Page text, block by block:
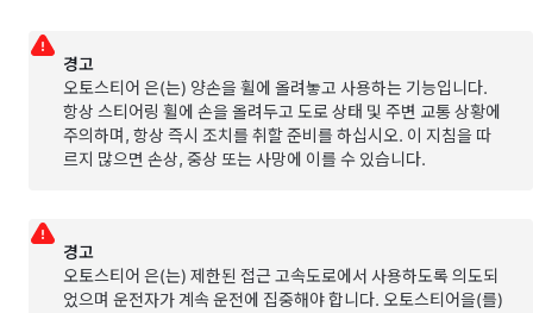
경고
오토스티어 은(는) 양손을 휠에 올려놓고 사용하는 기능입니다.
항상 스티어링 휠에 손을 올려두고 도로 상태 및 주변 교통 상황에
주의하며, 항상 즉시 조치를 취할 준비를 하십시오. 이 지침을 따
르지 많으면 손상, 중상 또는 사망에 이를 수 있습니다.
경고
오토스티어 은(는) 제한된 접근 고속도로에서 사용하도록 의도되
었으며 운전자가 계속 운전에 집중해야 합니다.오토스티어을(를)